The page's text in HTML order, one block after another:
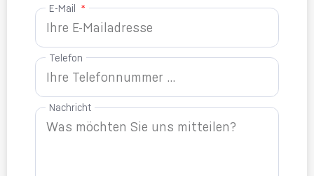
E-Mail
Telefon
Nachricht